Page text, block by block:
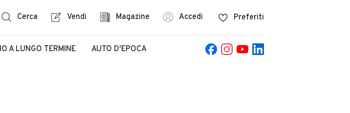
Cerca Vendi Magazine Accedi Preferiti
A LUNGO TERMINE AUTO D'EPOCA